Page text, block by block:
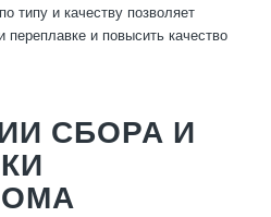
типу и качеству позволяет
переплавке и повысить качество
СБОРА И